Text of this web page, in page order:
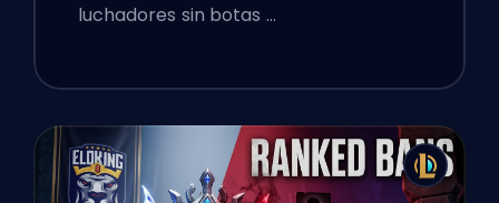
luchadores sin botas …